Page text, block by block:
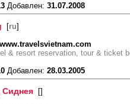
Добавлен: 31.07.2008
[ru]
& resort reservation, tour & ticket
Добавлен: 28.03.2005
Сиднея []